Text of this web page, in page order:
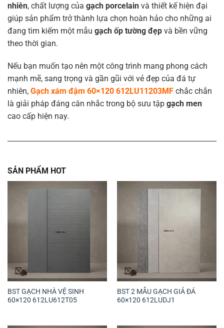
nhiên, chất lượng của gạch porcelain và thiết kế hiện đại
giúp sản phẩm trở thành lựa chọn hoàn hảo cho những ai
đang tìm kiếm một mẫu gạch ốp tường đẹp và bền vững
theo thời gian.
Nếu bạn muốn tạo nên một công trình mang phong cách
mạnh mẽ, sang trọng và gần gũi với vẻ đẹp của đá tự
nhiên, Gạch xám đậm 60×120 612LU11203MF chắc chắn
là giải pháp đáng cân nhắc trong bộ sưu tập gạch men
cao cấp hiện nay.
SẢN PHẨM HOT
BST GẠCH NHÀ VỆ SINH
60×120 612LU612T05
BST 2 MẪU GẠCH GIẢ ĐÁ
60×120 612LUDJ1